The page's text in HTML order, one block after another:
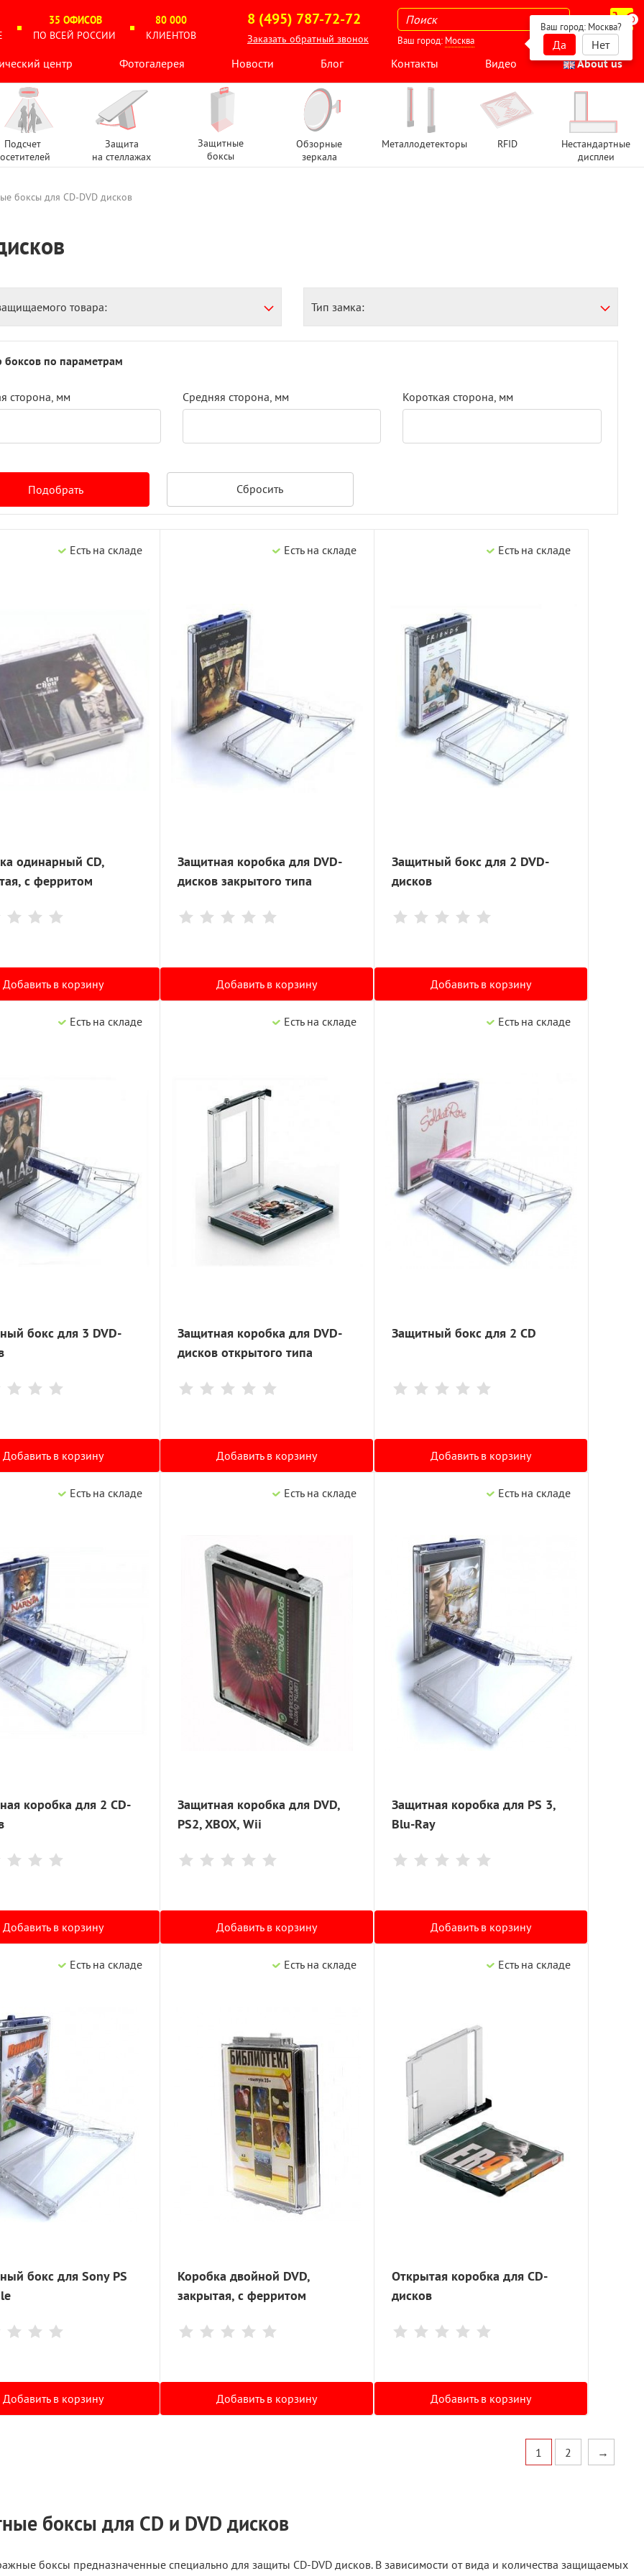
35 ОФИСОВ
ПО ВСЕЙ РОССИИ
80 000
КЛИЕНТОВ
8 (495) 787-72-72
Заказать обратный звонок
0
Ваш город: Москва
Ваш город: Москва?
Да
Нет
центр Фотогалерея Новости Блог Контакты Видео About us
Подсчет
Защита
на стеллажах
Защитные
боксы
Обзорные
зеркала
Металлодетекторы RFID
Нестандартные
дисплеи
боксы для CD-DVD дисков
товара: Тип замка:
боксов по параметрам
сторона, мм Cредняя сторона, мм Короткая сторона, мм
Подобрать Сбросить
Есть на складе
одинарный CD,
с ферритом
Добавить в корзину
Есть на складе
Защитная коробка для DVD-
дисков закрытого типа
Добавить в корзину
Есть на складе
Защитный бокс для 2 DVD-
дисков
Добавить в корзину
Есть на складе
бокс для 3 DVD-
Добавить в корзину
Есть на складе
Защитная коробка для DVD-
дисков открытого типа
Добавить в корзину
Есть на складе
Защитный бокс для 2 CD
Добавить в корзину
Есть на складе
коробка для 2 CD-
Добавить в корзину
Есть на складе
Защитная коробка для DVD,
PS2, XBOX, Wii
Добавить в корзину
Есть на складе
Защитная коробка для PS 3,
Blu-Ray
Добавить в корзину
Есть на складе
бокс для Sony PS
Добавить в корзину
Есть на складе
Коробка двойной DVD,
закрытая, с ферритом
Добавить в корзину
Есть на складе
Открытая коробка для CD-
дисков
Добавить в корзину
1 2 →
боксы для CD и DVD дисков
боксы предназначенные специально для защиты CD-DVD дисков. В зависимости от вида и количества защищаемых